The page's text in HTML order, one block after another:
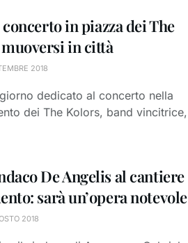
in piazza dei The
in città
2018
dedicato al concerto nella
dei The Kolors, band vincitrice,
De Angelis al cantiere
sarà un’opera notevole
2018